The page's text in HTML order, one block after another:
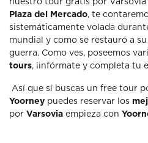
nuestro tour gratis por
Plaza del Mercado, te
sistemáticamente volada
mundial y como se restauró a
guerra. Como ves, poseemos
tours, ¡infórmate y completa tu
Así que sí buscas un free tour
Yoorney puedes reservar los
por Varsovia empieza con